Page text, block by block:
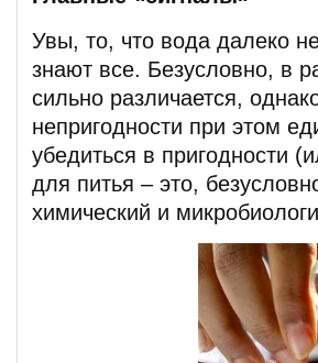
Увы, то, что вода далеко
знают все. Безусловно, в
сильно различается,
непригодности при этом
убедиться в пригодности
для питья – это,
химический и